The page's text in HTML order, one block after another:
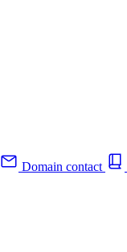
Domain contact